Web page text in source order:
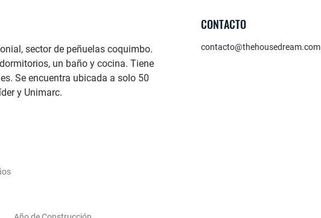
sector de peñuelas coquimbo.
un baño y cocina. Tiene
Se encuentra ubicada a solo 50
y Unimarc.
CONTACTO
contacto@thehousedream.com